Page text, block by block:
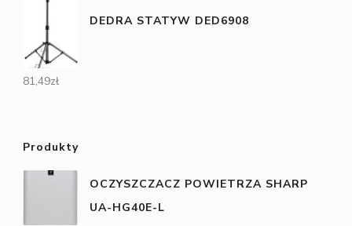
DEDRA STATYW DED6908
81,49zł
Produkty
OCZYSZCZACZ POWIETRZA SHARP
UA-HG40E-L